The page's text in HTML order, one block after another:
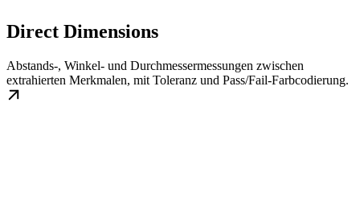
Direct Dimensions
Abstands-, Winkel- und Durchmessermessungen zwischen
extrahierten Merkmalen, mit Toleranz und Pass/Fail-Farbcodierung.